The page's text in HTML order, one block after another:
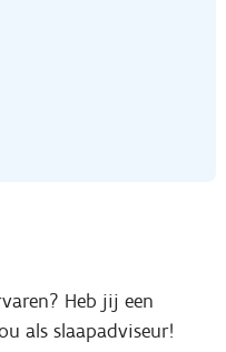
Heb jij een
als slaapadviseur!